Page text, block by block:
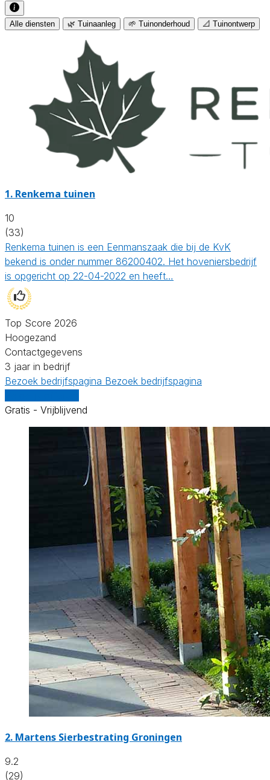
Alle diensten 🌿 Tuinaanleg 🌱 Tuinonderhoud 📐 Tuinontwerp
1. Renkema tuinen
10
(33)
Renkema tuinen is een Eenmanszaak die bij de KvK
bekend is onder nummer 86200402. Het hoveniersbedrijf
is opgericht op 22-04-2022 en heeft…
Top Score 2026
Hoogezand
Contactgegevens
3 jaar in bedrijf
Bezoek bedrijfspagina Bezoek bedrijfspagina
Gratis - Vrijblijvend
2. Martens Sierbestrating Groningen
9.2
(29)